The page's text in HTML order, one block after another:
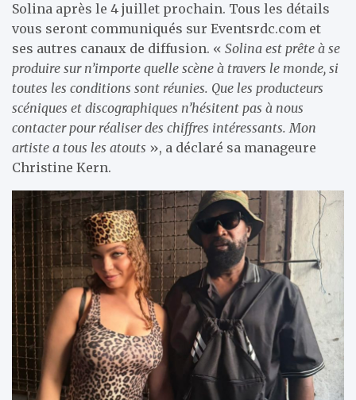
Solina après le 4 juillet prochain. Tous les détails
vous seront communiqués sur Eventsrdc.com et
ses autres canaux de diffusion. « Solina est prête à se
produire sur n’importe quelle scène à travers le monde, si
toutes les conditions sont réunies. Que les producteurs
scéniques et discographiques n’hésitent pas à nous
contacter pour réaliser des chiffres intéressants. Mon
artiste a tous les atouts », a déclaré sa manageure
Christine Kern.